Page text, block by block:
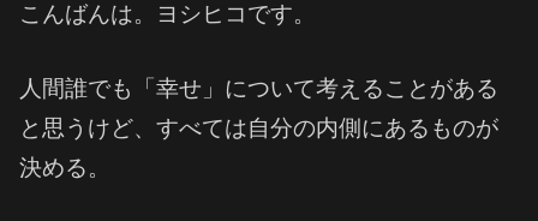
こんばんは。ヨシヒコです。
人間誰でも「幸せ」について考えることがある
と思うけど、すべては自分の内側にあるものが
決める。